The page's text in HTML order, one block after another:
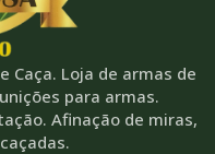
Caça. Loja de armas de
para armas.
Afinação de miras,